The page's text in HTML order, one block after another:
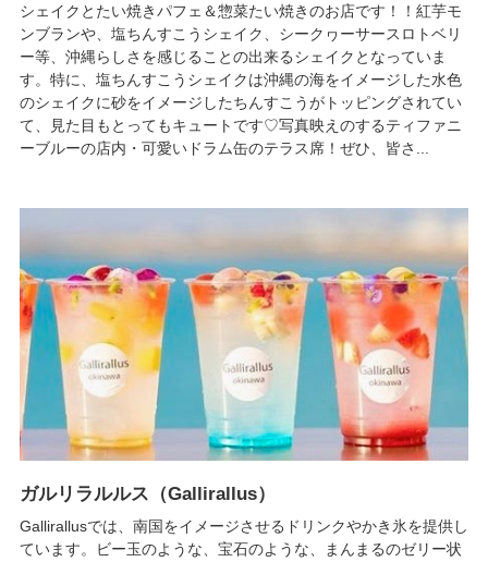
シェイクとたい焼きパフェ＆惣菜たい焼きのお店です！！紅芋モ
ンブランや、塩ちんすこうシェイク、シークヮーサースロトベリ
ー等、沖縄らしさを感じることの出来るシェイクとなっていま
す。特に、塩ちんすこうシェイクは沖縄の海をイメージした水色
のシェイクに砂をイメージしたちんすこうがトッピングされてい
て、見た目もとってもキュートです♡写真映えのするティファニ
ーブルーの店内・可愛いドラム缶のテラス席！ぜひ、皆さ...
ガルリラルルス（Gallirallus）
Gallirallusでは、南国をイメージさせるドリンクやかき氷を提供し
ています。ビー玉のような、宝石のような、まんまるのゼリー状